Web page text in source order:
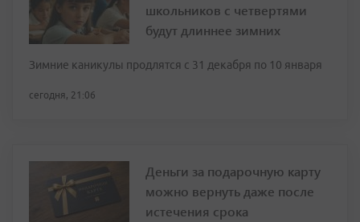
школьников с четвертями
будут длиннее зимних
Зимние каникулы продлятся с 31 декабря по 10 января
сегодня, 21:06
Деньги за подарочную карту
можно вернуть даже после
истечения срока